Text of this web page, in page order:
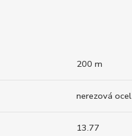
200 m
nerezová ocel
13.77